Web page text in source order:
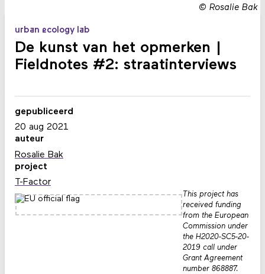
© Rosalie Bak
urban ecology lab
De kunst van het opmerken |
Fieldnotes #2: straatinterviews
gepubliceerd
20 aug 2021
auteur
Rosalie Bak
project
T-Factor
This project has
received funding
from the European
Commission under
the H2020-SC5-20-
2019 call under
Grant Agreement
number 868887.